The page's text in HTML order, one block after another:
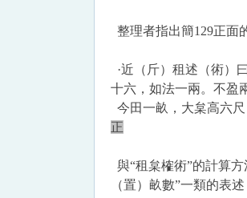
整理者指出簡129正面
·近（斤）租述（術）
十六，如法一兩。不盈
今田一畝，大枲高六
正
與“租枲榷術”的計算
（置）畝數”一類的表